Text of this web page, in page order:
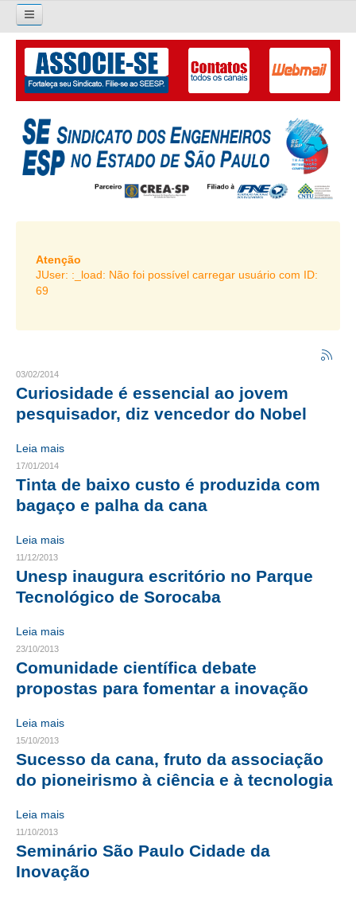
Pesquisar...
O SINDICATO
APRESENTAÇÃO
PALAVRA DO PRESIDENTE
DIRETORIA
LIVRO GESTÃO 2026-2029
SUBSEDES SINDICAIS
CRESCE BRASIL
CONSELHO TECNOLÓGICO
HISTÓRICO E ATUAÇÃO
COMPOSIÇÃO
CONSELHOS ASSESSORES
PERSONALIDADES DA TECNOLOGIA
NÚCLEO DA MULHER ENGENHEIRA
JURÍDICO
CONSULTORIA
CONTRIBUIÇÕES
CONTRIBUIÇÃO ASSISTENCIAL
REVISÃO DE APOSENTADORIA
Atenção
JUser: :_load: Não foi possível carregar usuário com ID:
69
03/02/2014
Curiosidade é essencial ao jovem
pesquisador, diz vencedor do Nobel
Leia mais
17/01/2014
Tinta de baixo custo é produzida com
bagaço e palha da cana
Leia mais
11/12/2013
Unesp inaugura escritório no Parque
Tecnológico de Sorocaba
Leia mais
23/10/2013
Comunidade científica debate
propostas para fomentar a inovação
Leia mais
15/10/2013
Sucesso da cana, fruto da associação
do pioneirismo à ciência e à tecnologia
Leia mais
11/10/2013
Seminário São Paulo Cidade da
Inovação